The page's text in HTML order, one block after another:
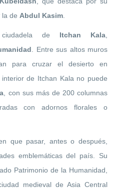
la de Abdul Kasim
de Itchan Kala
. Entre sus altos muros
para cruzar el desierto en
interior de Itchan Kala no puede
, con sus más de 200 columnas
con adornos florales o
que pasar, antes o después,
emblemáticas del país. Su
Patrimonio de la Humanidad,
medieval de Asia Central